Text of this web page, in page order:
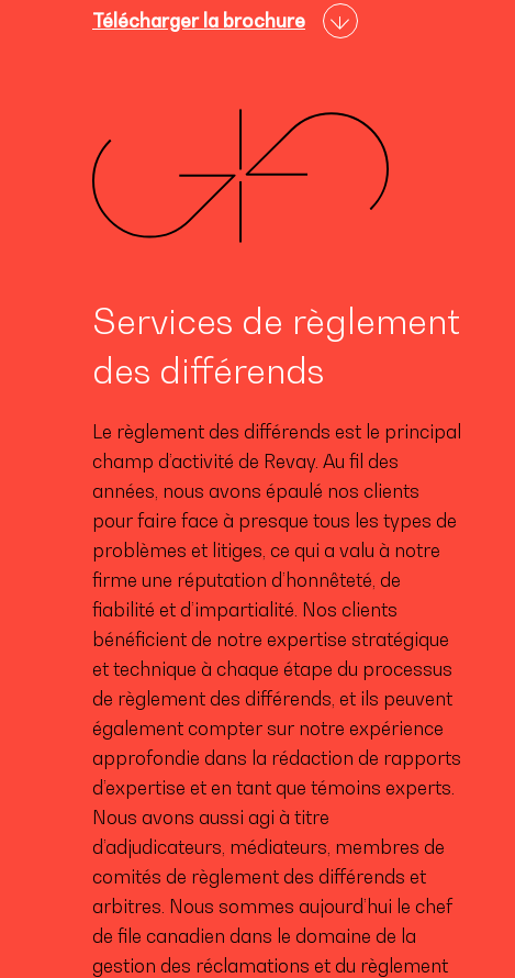
Télécharger la brochure
Services de règlement
des différends
Le règlement des différends est le principal
champ d’activité de Revay. Au fil des
années, nous avons épaulé nos clients
pour faire face à presque tous les types de
problèmes et litiges, ce qui a valu à notre
firme une réputation d’honnêteté, de
fiabilité et d’impartialité. Nos clients
bénéficient de notre expertise stratégique
et technique à chaque étape du processus
de règlement des différends, et ils peuvent
également compter sur notre expérience
approfondie dans la rédaction de rapports
d’expertise et en tant que témoins experts.
Nous avons aussi agi à titre
d’adjudicateurs, médiateurs, membres de
comités de règlement des différends et
arbitres. Nous sommes aujourd’hui le chef
de file canadien dans le domaine de la
gestion des réclamations et du règlement